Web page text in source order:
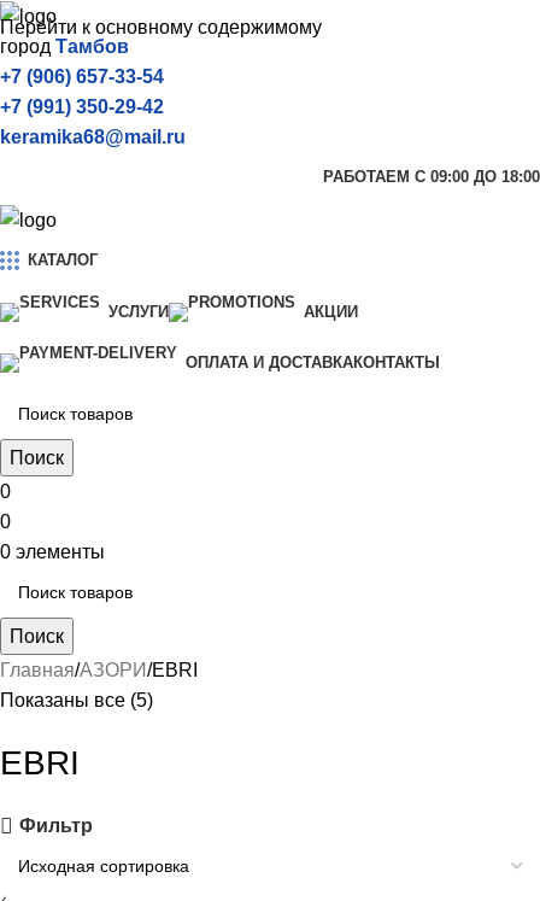
Перейти к основному содержимому
город Тамбов
+7 (906) 657-33-54
+7 (991) 350-29-42
keramika68@mail.ru
РАБОТАЕМ С 09:00 ДО 18:00
КАТАЛОГ
УСЛУГИ АКЦИИ
ОПЛАТА И ДОСТАВКАКОНТАКТЫ
Поиск
0
0
0 элементы
Поиск
Главная АЗОРИ EBRI
Показаны все (5)
EBRI
Фильтр